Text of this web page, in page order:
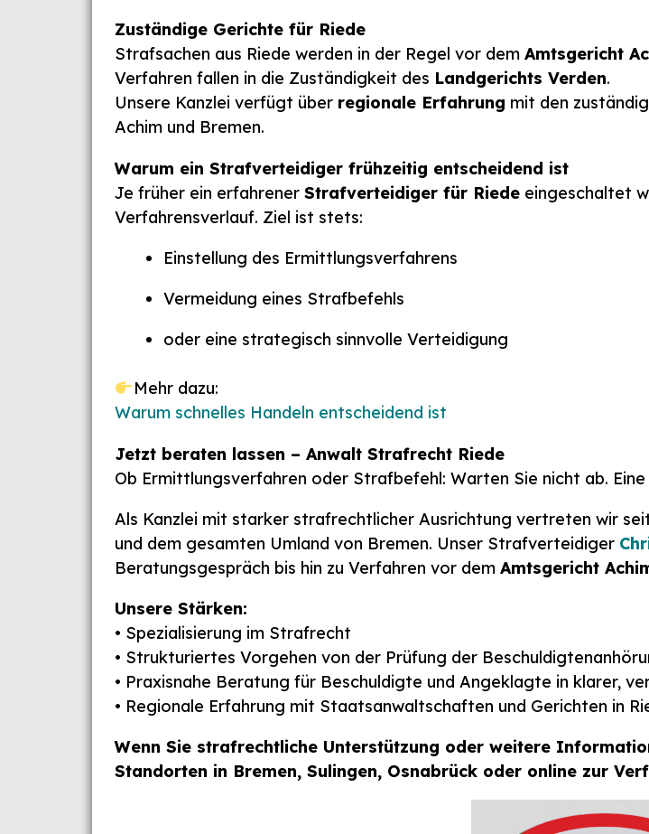
Zuständige Gerichte für Riede
Strafsachen aus Riede werden in der Regel vor dem Amtsgericht
Verfahren fallen in die Zuständigkeit des Landgerichts Verden.
Unsere Kanzlei verfügt über regionale Erfahrung mit den
Achim und Bremen.
Warum ein Strafverteidiger frühzeitig entscheidend ist
Je früher ein erfahrener Strafverteidiger für Riede eingeschaltet
Verfahrensverlauf. Ziel ist stets:
Einstellung des Ermittlungsverfahrens
Vermeidung eines Strafbefehls
oder eine strategisch sinnvolle Verteidigung
Mehr dazu:
Warum schnelles Handeln entscheidend ist
Jetzt beraten lassen – Anwalt Strafrecht Riede
Ob Ermittlungsverfahren oder Strafbefehl: Warten Sie nicht ab.
Als Kanzlei mit starker strafrechtlicher Ausrichtung vertreten wir
und dem gesamten Umland von Bremen. Unser Strafverteidiger
Beratungsgespräch bis hin zu Verfahren vor dem Amtsgericht
Unsere Stärken:
• Spezialisierung im Strafrecht
• Strukturiertes Vorgehen von der Prüfung der
• Praxisnahe Beratung für Beschuldigte und Angeklagte in klarer,
• Regionale Erfahrung mit Staatsanwaltschaften und Gerichten in
Wenn Sie strafrechtliche Unterstützung oder weitere
Standorten in Bremen, Sulingen, Osnabrück oder online zur